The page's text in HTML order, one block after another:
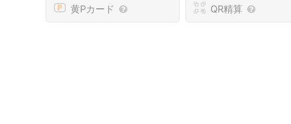
黄Pカード QR精算